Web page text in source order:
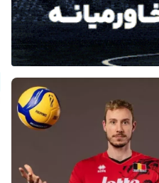
+ خرید در4 قسطه
مشاهده و خرید